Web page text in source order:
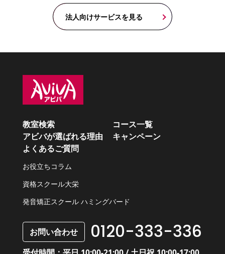
法人向けサービスを見る
教室検索
コース一覧
アビバが選ばれる理由
キャンペーン
よくあるご質問
お役立ちコラム
資格スクール大栄
発音矯正スクール ハミングバード
お問い合わせ 0120-333-336